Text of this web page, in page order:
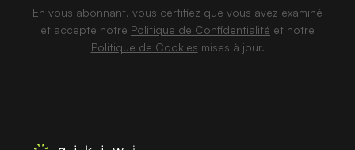
En vous abonnant, vous certifiez que vous avez examiné
et accepté notre Politique de Confidentialité et notre
Politique de Cookies mises à jour.